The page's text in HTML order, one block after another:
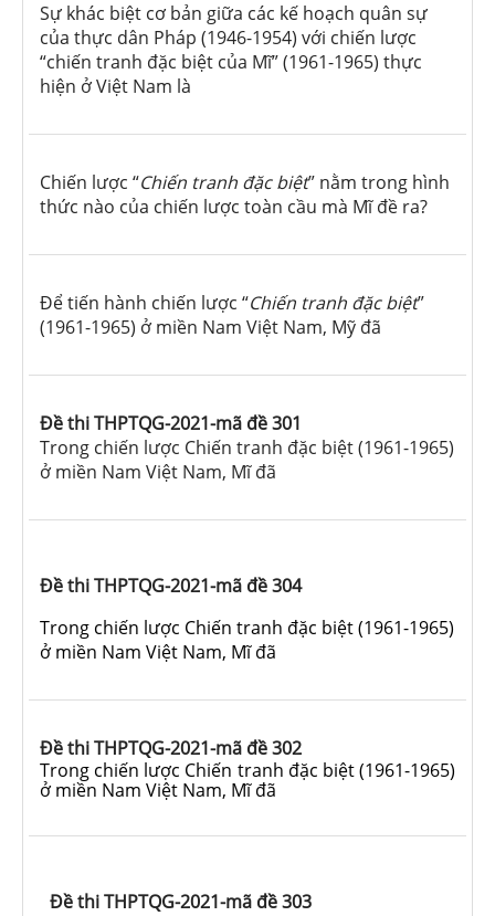
Sự khác biệt cơ bản giữa các kế hoạch quân sự
của thực dân Pháp (1946-1954) với chiến lược
“chiến tranh đặc biệt của Mĩ” (1961-1965) thực
hiện ở Việt Nam là
Chiến lược “Chiến tranh đặc biệt” nằm trong hình
thức nào của chiến lược toàn cầu mà Mĩ đề ra?
Để tiến hành chiến lược “Chiến tranh đặc biệt”
(1961-1965) ở miền Nam Việt Nam, Mỹ đã
Đề thi THPTQG-2021-mã đề 301
Trong chiến lược Chiến tranh đặc biệt (1961-1965)
ở miền Nam Việt Nam, Mĩ đã
Đề thi THPTQG-2021-mã đề 304
Trong chiến lược Chiến tranh đặc biệt (1961-1965)
ở miền Nam Việt Nam, Mĩ đã
Đề thi THPTQG-2021-mã đề 302
Trong chiến lược Chiến tranh đặc biệt (1961-1965)
ở miền Nam Việt Nam, Mĩ đã
Đề thi THPTQG-2021-mã đề 303